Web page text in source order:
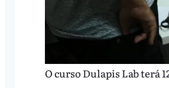
O curso Dulapis Lab terá